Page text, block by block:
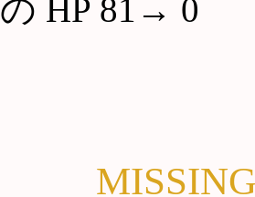
の HP 81→ 0